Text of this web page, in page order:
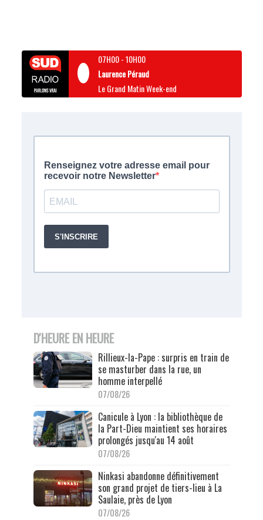
07H00-10H00
Laurence Péraud
Le Grand Matin Week-end
D'HEURE EN HEURE
Rillieux-la-Pape : surpris en train de
se masturber dans la rue, un
homme interpellé
07/08/26
Canicule à Lyon : la bibliothèque de
la Part-Dieu maintient ses horaires
prolongés jusqu'au 14 août
07/08/26
Ninkasi abandonne définitivement
son grand projet de tiers-lieu à La
Saulaie, près de Lyon
07/08/26